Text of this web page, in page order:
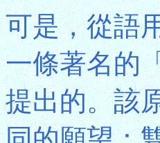
可是，從語
一條著名的
提出的。該